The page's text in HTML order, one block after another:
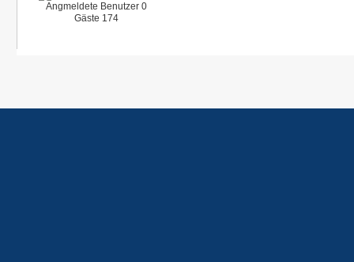
Angmeldete Benutzer 0
Gäste 174